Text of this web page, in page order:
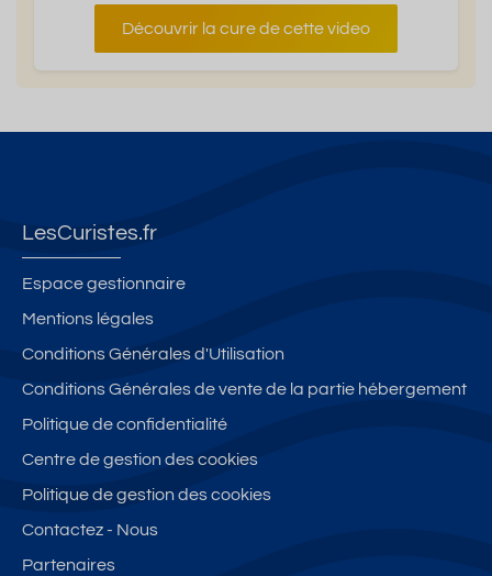
Découvrir la cure de cette video
LesCuristes.fr
Espace gestionnaire
Mentions légales
Conditions Générales d'Utilisation
Conditions Générales de vente de la partie hébergement
Politique de confidentialité
Centre de gestion des cookies
Politique de gestion des cookies
Contactez - Nous
Partenaires